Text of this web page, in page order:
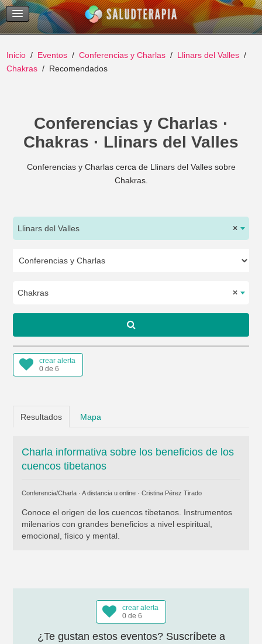
Temas Recientes
Buscar
Inicio Eventos Conferencias y Charlas
Llinars del Valles
Chakras
Recomendados
Conferencias y Charlas ·
Chakras · Llinars del Valles
Conferencias y Charlas cerca de Llinars del Valles sobre
Chakras.
×
Llinars del Valles
×
Chakras
crear alerta
0 de 6
Resultados Mapa
Charla informativa sobre los beneficios de los
cuencos tibetanos
Conferencia/Charla · A distancia u online · Cristina Pérez Tirado
Conoce el origen de los cuencos tibetanos. Instrumentos
milenarios con grandes beneficios a nivel espiritual,
emocional, físico y mental.
crear alerta
0 de 6
¿Te gustan estos eventos? Suscríbete a